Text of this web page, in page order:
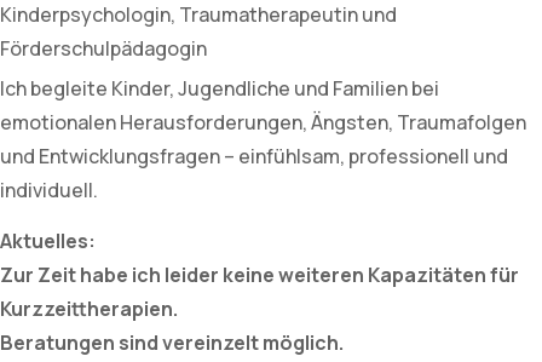
Kinderpsychologin, Traumatherapeutin und
Förderschulpädagogin
Ich begleite Kinder, Jugendliche und Familien bei
emotionalen Herausforderungen, Ängsten, Traumafolgen
und Entwicklungsfragen – einfühlsam, professionell und
individuell.
Aktuelles:
Zur Zeit habe ich leider keine weiteren Kapazitäten für
Kurzzeittherapien.
Beratungen sind vereinzelt möglich.